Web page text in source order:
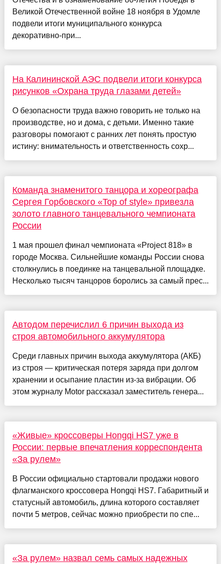
Великой Отечественной войне 18 ноября в Удомле
подвели итоги муниципального конкурса
декоративно-при...
На Калининской АЭС подвели итоги конкурса
рисунков «Охрана труда глазами детей»
О безопасности труда важно говорить не только на
производстве, но и дома, с детьми. Именно такие
разговоры помогают с ранних лет понять простую
истину: внимательность и ответственность сохр...
Команда знаменитого танцора и хореографа
Сергея Горбовского «Top of style» привезла
золото главного танцевального чемпионата
России
1 мая прошел финал чемпионата «Project 818» в
городе Москва. Сильнейшие команды России снова
столкнулись в поединке на танцевальной площадке.
Несколько тысяч танцоров боролись за самый прес...
Автодом перечислил 6 причин выхода из
строя автомобильного аккумулятора
Среди главных причин выхода аккумулятора (АКБ)
из строя — критическая потеря заряда при долгом
хранении и осыпание пластин из-за вибрации. Об
этом журналу Motor рассказал заместитель генера...
«Живые» кроссоверы Hongqi HS7 уже в
России: первые впечатления корреспондента
«За рулем»
В России официально стартовали продажи нового
флагманского кроссовера Hongqi HS7. Габаритный и
статусный автомобиль, длина которого составляет
почти 5 метров, сейчас можно приобрести по спе...
«За рулем» назвал семь самых надежных